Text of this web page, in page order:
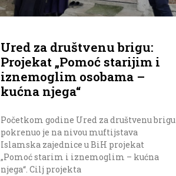
Ured za društvenu brigu:
Projekat „Pomoć starijim i
iznemoglim osobama –
kućna njega“
Početkom godine Ured za društvenu brigu
pokrenuo je na nivou muftijstava
Islamska zajednice u BiH projekat
„Pomoć starim i iznemoglim – kućna
njega“. Cilj projekta